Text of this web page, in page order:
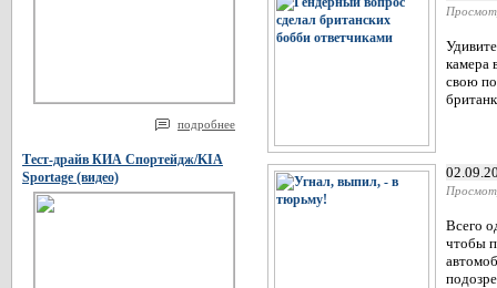
подробнее
Тест-драйв КИА Спортейдж/KIA
Sportage (видео)
камера
свою
Всего
чтобы